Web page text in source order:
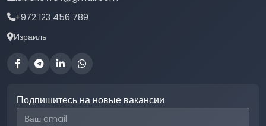
+972 123 456 789
Израиль
Подпишитесь на новые вакансии
Email для подписки